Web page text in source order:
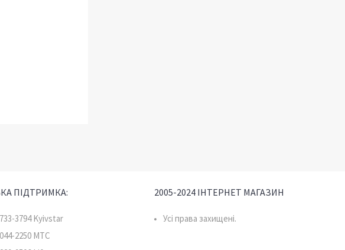
ПІДТРИМКА:
3794 Kyivstar
2250 MTC
2005-2024 ІНТЕРНЕТ МАГАЗИН
Усі права захищені.